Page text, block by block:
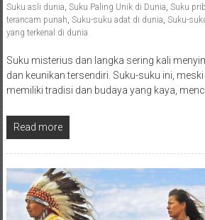
Suku asli dunia, Suku Paling Unik di Dunia, Suku
terancam punah, Suku-suku adat di dunia, Suku-
yang terkenal di dunia
Suku misterius dan langka sering kali
dan keunikan tersendiri. Suku-suku ini,
memiliki tradisi dan budaya yang kaya,
Read more